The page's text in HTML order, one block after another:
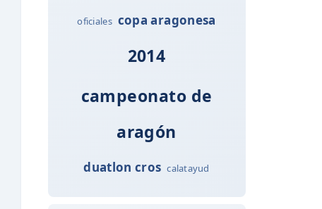
oficiales copa aragonesa
2014
campeonato de
aragón
duatlon cros calatayud